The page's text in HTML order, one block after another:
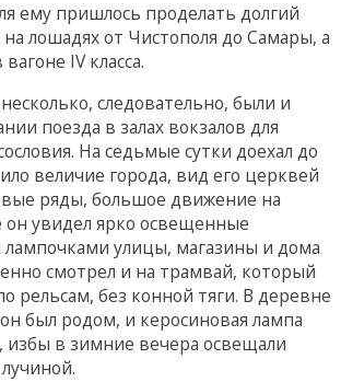
ему пришлось проделать долгий
на лошадях от Чистополя до Самары, а
IV класса.
следовательно, были и
поезда в залах вокзалов для
На седьмые сутки доехал до
величие города, вид его церквей
ряды, большое движение на
он увидел ярко освещенные
лампочками улицы, магазины и дома
смотрел и на трамвай, который
рельсам, без конной тяги. В деревне
был родом, и керосиновая лампа
избы в зимние вечера освещали